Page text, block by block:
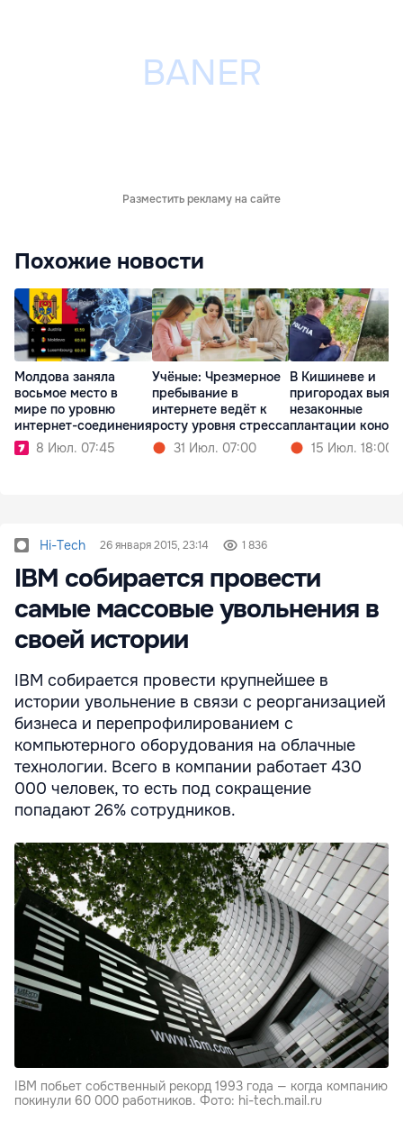
Разместить рекламу на сайте
Похожие новости
Молдова заняла
восьмое место в
мире по уровню
интернет-соединения
8 Июл. 07:45
Учёные: Чрезмерное
пребывание в
интернете ведёт к
росту уровня стресса
31 Июл. 07:00
В Кишиневе и
пригородах
незаконные
плантации
15 Июл. 18:00
Hi-Tech 26 января 2015, 23:14 1 836
IBM собирается провести
самые массовые увольнения в
своей истории
IBM собирается провести крупнейшее в
истории увольнение в связи с реорганизацией
бизнеса и перепрофилированием с
компьютерного оборудования на облачные
технологии. Всего в компании работает 430
000 человек, то есть под сокращение
попадают 26% сотрудников.
IBM побьет собственный рекорд 1993 года — когда компанию
покинули 60 000 работников. Фото: hi-tech.mail.ru